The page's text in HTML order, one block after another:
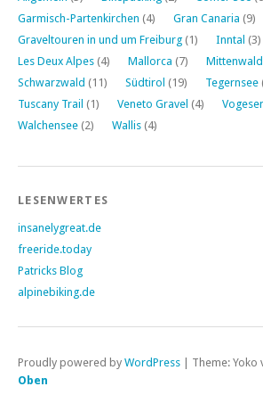
Garmisch-Partenkirchen (4) Gran Canaria (9)
Graveltouren in und um Freiburg (1) Inntal (3)
Les Deux Alpes (4) Mallorca (7) Mittenwald
Schwarzwald (11) Südtirol (19) Tegernsee
Tuscany Trail (1) Veneto Gravel (4)
Walchensee (2) Wallis (4)
LESENWERTES
insanelygreat.de
freeride.today
Patricks Blog
alpinebiking.de
Proudly powered by WordPress Theme: Yoko
Oben